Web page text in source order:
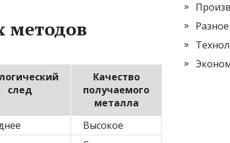
методов
след
Качество
получаемого
металла
Высокое
Разное